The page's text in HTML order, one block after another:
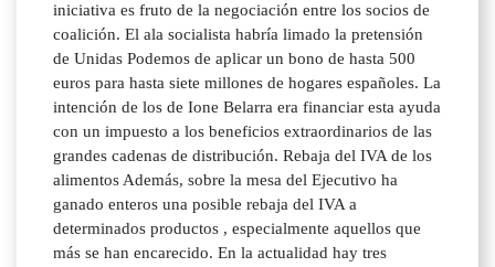
iniciativa es fruto de la negociación entre los socios de
coalición. El ala socialista habría limado la pretensión
de Unidas Podemos de aplicar un bono de hasta 500
euros para hasta siete millones de hogares españoles. La
intención de los de Ione Belarra era financiar esta ayuda
con un impuesto a los beneficios extraordinarios de las
grandes cadenas de distribución. Rebaja del IVA de los
alimentos Además, sobre la mesa del Ejecutivo ha
ganado enteros una posible rebaja del IVA a
determinados productos , especialmente aquellos que
más se han encarecido. En la actualidad hay tres